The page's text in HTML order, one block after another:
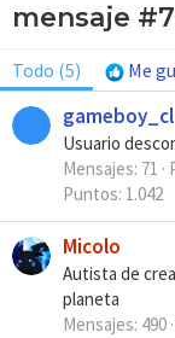
mensaje
Todo (5) Me
gameboy_cl
Usuario
Mensajes 71
Puntos 1.042
Micolo
Autista de
planeta
Mensajes 490